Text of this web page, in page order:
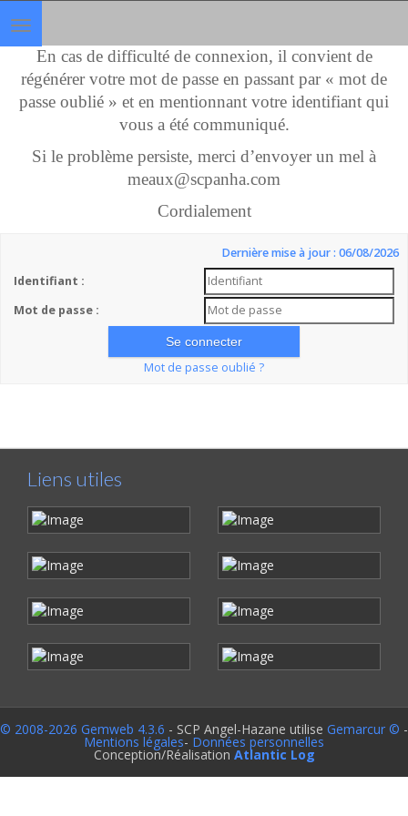
Toggle
navigation
En cas de difficulté de connexion, il convient de
régénérer votre mot de passe en passant par « mot de
passe oublié » et en mentionnant votre identifiant qui
vous a été communiqué.
Si le problème persiste, merci d’envoyer un mel à
meaux@scpanha.com
Cordialement
Dernière mise à jour : 06/08/2026
Identifiant :
Mot de passe :
Mot de passe oublié ?
Liens utiles
© 2008-2026 Gemweb 4.3.6 - SCP Angel-Hazane utilise Gemarcur © -
Mentions légales- Données personnelles
Conception/Réalisation Atlantic Log